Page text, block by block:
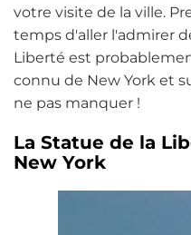
votre visite de la ville.
temps d'aller l'admirer
Liberté est
connu de New York et
ne pas manquer !
La Statue de la
New York